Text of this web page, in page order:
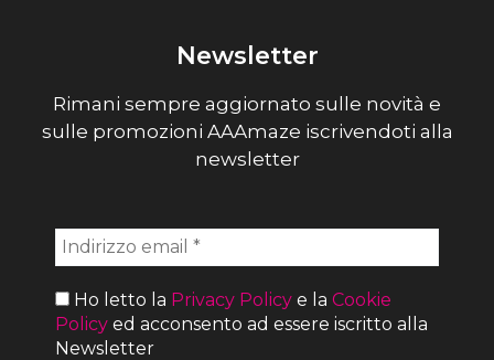
Newsletter
Rimani sempre aggiornato sulle novità e
sulle promozioni AAAmaze iscrivendoti alla
newsletter
Ho letto la Privacy Policy e la Cookie
Policy ed acconsento ad essere iscritto alla
Newsletter